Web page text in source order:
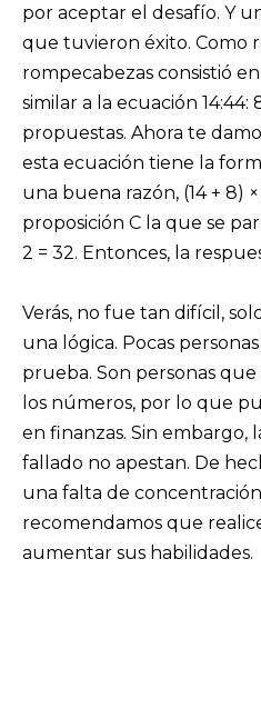
por aceptar el desafío. Y
que tuvieron éxito. Como
rompecabezas consistió
similar a la ecuación
propuestas. Ahora te
esta ecuación tiene la
una buena razón, (14 + 8) ×
proposición C la que se
2 = 32. Entonces, la
Verás, no fue tan difícil,
una lógica. Pocas
prueba. Son personas
los números, por lo que
en finanzas. Sin embargo,
fallado no apestan. De
una falta de
recomendamos que
aumentar sus habilidades.